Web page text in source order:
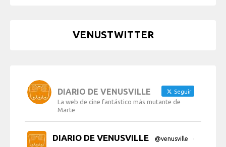
VENUSTWITTER
DIARIO DE VENUSVILLE Seguir
La web de cine fantástico más mutante de
Marte
DIARIO DE VENUSVILLE @venusville
·